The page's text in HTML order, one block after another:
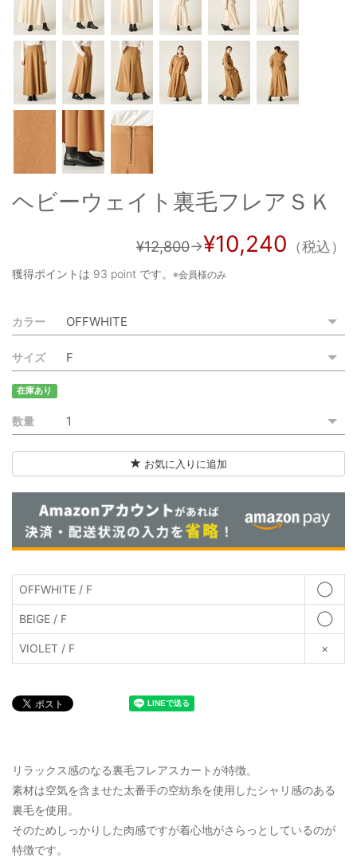
LADIES : レディース
新規会員登録
お買い物カゴ
特定商取引法に基づく表記
ご利用規約
ヘビーウェイト裏毛フレアＳＫ
¥12,800→¥10,240 （税込）
獲得ポイントは 93 point です。 ※会員様のみ
カラー
サイズ
在庫あり
数量
お気に入りに追加
OFFWHITE / F ◯
BEIGE / F ◯
VIOLET / F ×
リラックス感のなる裏毛フレアスカートが特徴。
素材は空気を含ませた太番手の空紡糸を使用したシャリ感のある
裏毛を使用。
そのためしっかりした肉感ですが着心地がさらっとしているのが
特徴です。